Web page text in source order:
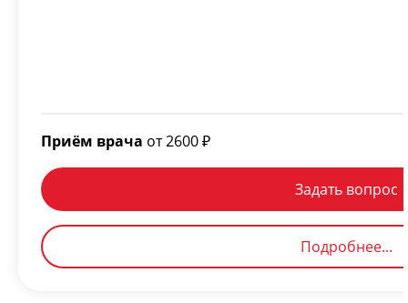
Приём врача от 2600 ₽
Задать вопрос
Подробнее...